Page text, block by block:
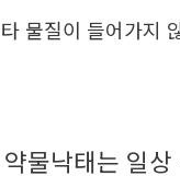
물질이 들어가지
약물낙태는 일